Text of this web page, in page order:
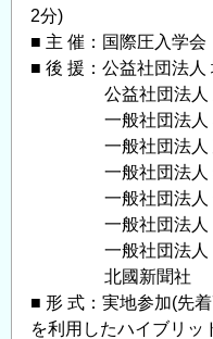
2分)
■ 主 催：国際圧入学会
■ 後 援：公益社団法人
公益社団法人
一般社団法人 石
一般社団法人 建
一般社団法人 鋼
一般社団法人 全
一般社団法人 日
一般社団法人 日
北國新聞社
■ 形 式：実地参加(先
を利用したハイブリッ